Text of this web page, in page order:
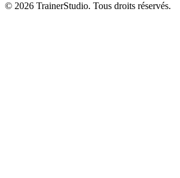
© 2026 TrainerStudio. Tous droits réservés.